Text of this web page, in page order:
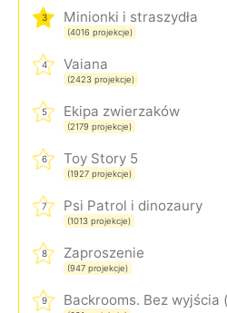
3 Minionki i straszydła
(4016 projekcje)
4 Vaiana
(2423 projekcje)
5 Ekipa zwierzaków
(2179 projekcje)
6 Toy Story 5
(1927 projekcje)
7 Psi Patrol i dinozaury
(1013 projekcje)
8 Zaproszenie
(947 projekcje)
9